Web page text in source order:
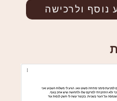
נוסף ולרכישה